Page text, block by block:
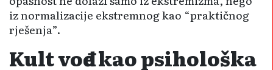
iz normalizacije ekstremnog kao “praktičnog
rješenja”.
Kult vođe kao psihološka